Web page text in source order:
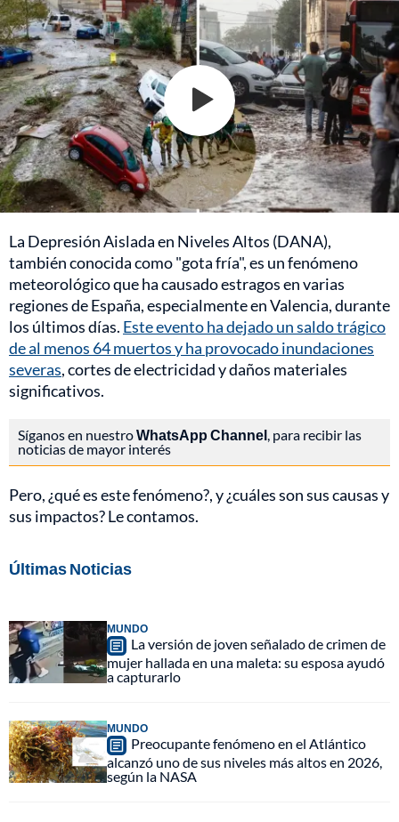
La Depresión Aislada en Niveles Altos (DANA),
también conocida como "gota fría", es un fenómeno
meteorológico que ha causado estragos en varias
regiones de España, especialmente en Valencia, durante
los últimos días. Este evento ha dejado un saldo trágico
de al menos 64 muertos y ha provocado inundaciones
severas, cortes de electricidad y daños materiales
significativos.
Síganos en nuestroWhatsApp Channel , para recibir las
noticias de mayor interés
Pero, ¿qué es este fenómeno?, y ¿cuáles son sus causas y
sus impactos? Le contamos.
Últimas Noticias
MUNDO
La versión de joven señalado de crimen de
mujer hallada en una maleta: su esposa ayudó
a capturarlo
MUNDO
Preocupante fenómeno en el Atlántico
alcanzó uno de sus niveles más altos en 2026,
según la NASA